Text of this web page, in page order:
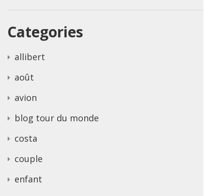
Categories
allibert
août
avion
blog tour du monde
costa
couple
enfant